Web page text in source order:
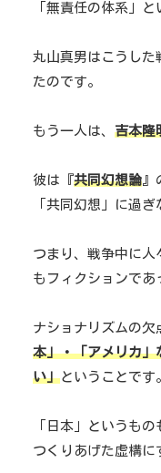
「無責任の体系」
丸山真男はこうした
たのです。
もう一人は、 吉本隆
彼は『共同幻想論』
「共同幻想」に過
つまり、戦争中に人
もフィクションであ
ナショナリズムの欠
本」・「アメリカ」
い」ということです
「日本」というも
つくりあげた虚構に